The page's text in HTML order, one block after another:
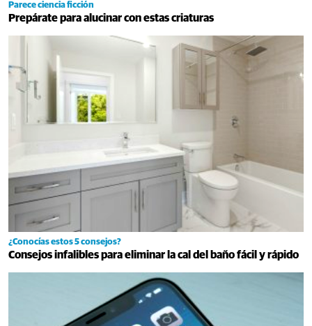
Parece ciencia ficción
Prepárate para alucinar con estas criaturas
¿Conocías estos 5 consejos?
Consejos infalibles para eliminar la cal del baño fácil y rápido